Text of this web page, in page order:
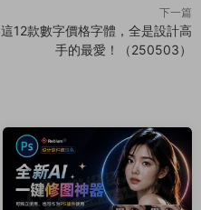
下一篇
這12款數字價格字體，全是設計高
手的最愛！（250503）